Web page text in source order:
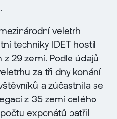
veletrh
techniky IDET hostil
z 29 zemí. Podle údajů
za tři dny konání
a zúčastnila se
z 35 zemí celého
exponátů patřil